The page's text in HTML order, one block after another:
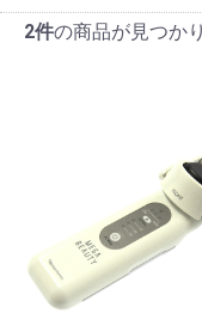
2件の商品が見つか